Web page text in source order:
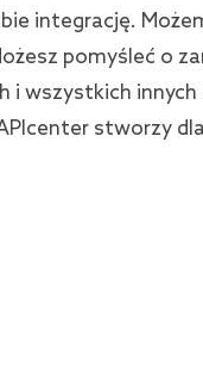
integrację.
pomyśleć o
i wszystkich
stworzy